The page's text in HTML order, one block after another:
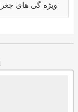
ویژه گی های